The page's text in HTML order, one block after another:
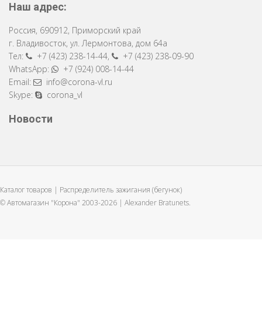
Наш адрес:
Россия, 690912, Приморский край
г. Владивосток, ул. Лермонтова, дом 64a
Тел:
+7 (423) 238-14-44,
+7 (423) 238-09-90
WhatsApp:
+7 (924) 008-14-44
Email:
info@corona-vl.ru
Skype:
corona_vl
Новости
Каталог товаров | Распределитель зажигания (бегунок)
© Автомагазин "Корона" 2003-2026 | Alexander Bratunets.